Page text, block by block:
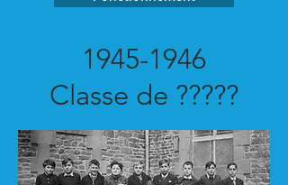
1945-1946
Classe de ?????